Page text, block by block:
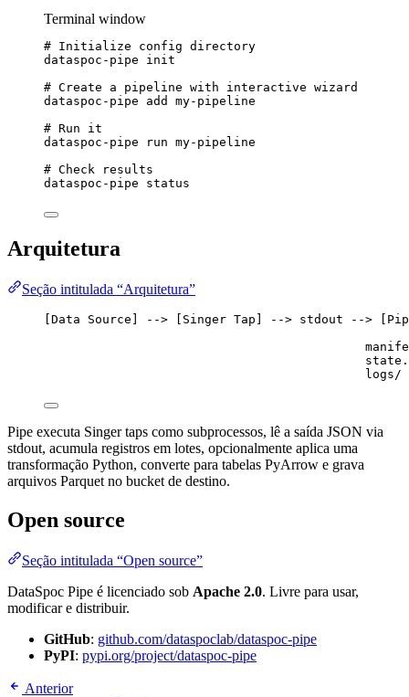
Terminal window
# Initialize config directory
dataspoc-pipe
init
# Create a pipeline with interactive wizard
dataspoc-pipe
add
my-pipeline
# Run it
dataspoc-pipe
run my-pipeline
# Check results
dataspoc-pipe
status
Arquitetura
Seção intitulada “Arquitetura”
[Data Source] --> [Singer Tap] --> stdout -->
logs/
Pipe executa Singer taps como subprocessos, lê a saída JSON via
stdout, acumula registros em lotes, opcionalmente aplica uma
transformação Python, converte para tabelas PyArrow e grava
arquivos Parquet no bucket de destino.
Open source
Seção intitulada “Open source”
DataSpoc Pipe é licenciado sob Apache 2.0. Livre para usar,
modificar e distribuir.
GitHub: github.com/dataspoclab/dataspoc-pipe
PyPI: pypi.org/project/dataspoc-pipe
Anterior